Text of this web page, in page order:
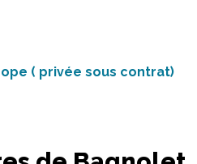
( privée sous contrat)